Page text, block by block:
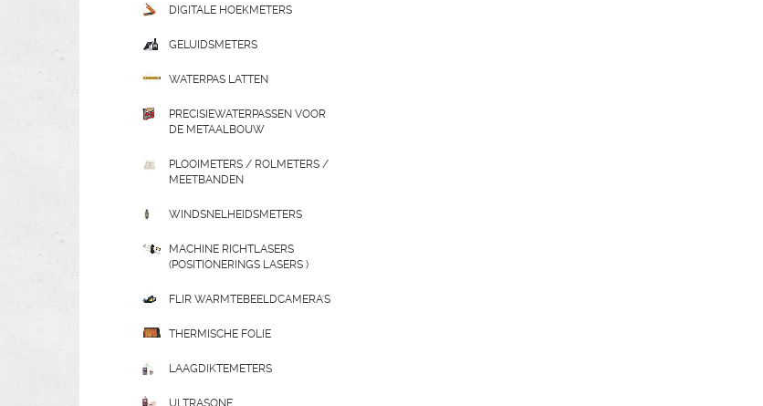
DIGITALE HOEKMETERS
GELUIDSMETERS
WATERPAS LATTEN
PRECISIEWATERPASSEN VOOR
DE METAALBOUW
PLOOIMETERS / ROLMETERS /
MEETBANDEN
WINDSNELHEIDSMETERS
MACHINE RICHTLASERS
(POSITIONERINGS LASERS )
FLIR WARMTEBEELDCAMERA'S
THERMISCHE FOLIE
LAAGDIKTEMETERS
ULTRASONE